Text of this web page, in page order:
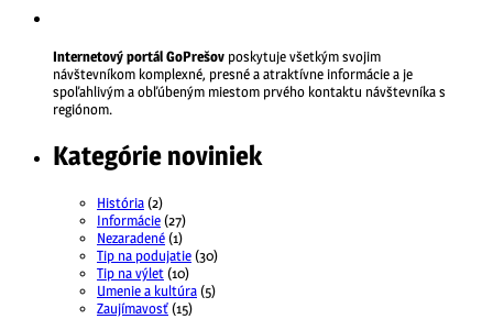
Internetový portál GoPrešov poskytuje všetkým svojim
návštevníkom komplexné, presné a atraktívne informácie a je
spoľahlivým a obľúbeným miestom prvého kontaktu návštevníka s
regiónom.
Kategórie noviniek
História(2)
Informácie(27)
Nezaradené(1)
Tip na podujatie(30)
Tip na výlet(10)
Umenie a kultúra(5)
Zaujímavosť(15)